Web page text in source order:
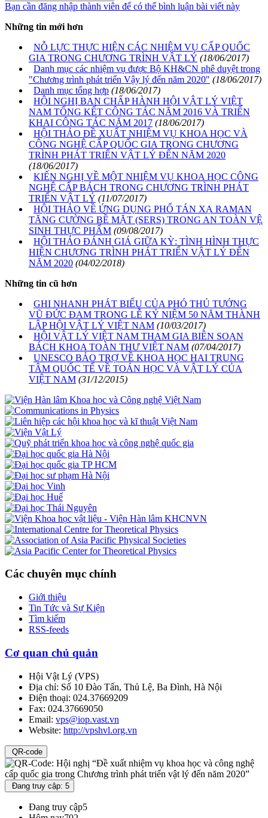
Bạn cần đăng nhập thành viên để có thể bình luận bài viết này
Những tin mới hơn
NỖ LỰC THỰC HIỆN CÁC NHIỆM VỤ CẤP QUỐC
GIA TRONG CHƯƠNG TRÌNH VẬT LÝ (18/06/2017)
Danh mục các nhiệm vụ được Bộ KH&CN phê duyệt trong
"Chương trình phát triển Vậy lý đến năm 2020" (18/06/2017)
Danh mục tổng hợp (18/06/2017)
HỘI NGHỊ BAN CHẤP HÀNH HỘI VẬT LÝ VIỆT
NAM TỔNG KẾT CÔNG TÁC NĂM 2016 VÀ TRIỂN
KHAI CÔNG TÁC NĂM 2017 (18/06/2017)
HỘI THẢO ĐỀ XUẤT NHIỆM VỤ KHOA HỌC VÀ
CÔNG NGHỆ CẤP QUỐC GIA TRONG CHƯƠNG
TRÌNH PHÁT TRIỂN VẬT LÝ ĐẾN NĂM 2020
(18/06/2017)
KIẾN NGHỊ VỀ MỘT NHIỆM VỤ KHOA HỌC CÔNG
NGHỆ CẤP BÁCH TRONG CHƯƠNG TRÌNH PHÁT
TRIỂN VẬT LÝ (11/07/2017)
HỘI THẢO VỀ ỨNG DỤNG PHỔ TÁN XẠ RAMAN
TĂNG CƯỜNG BỀ MẶT (SERS) TRONG AN TOÀN VỆ
SINH THỰC PHẨM (09/08/2017)
HỘI THẢO ĐÁNH GIÁ GIỮA KỲ: TÌNH HÌNH THỰC
HIỆN CHƯƠNG TRÌNH PHÁT TRIỂN VẬT LÝ ĐẾN
NĂM 2020 (04/02/2018)
Những tin cũ hơn
GHI NHANH PHÁT BIỂU CỦA PHÓ THỦ TƯỚNG
VŨ ĐỨC ĐAM TRONG LỄ KỶ NIỆM 50 NĂM THÀNH
LẬP HỘI VẬT LÝ VIỆT NAM (10/03/2017)
HỘI VẬT LÝ VIỆT NAM THAM GIA BIÊN SOẠN
BÁCH KHOA TOÀN THƯ VIỆT NAM (07/04/2017)
UNESCO BẢO TRỢ VỀ KHOA HỌC HAI TRUNG
TÂM QUỐC TẾ VỀ TOÁN HỌC VÀ VẬT LÝ CỦA
VIỆT NAM (31/12/2015)
Các chuyên mục chính
Giới thiệu
Tin Tức và Sự Kiện
Tìm kiếm
RSS-feeds
Cơ quan chủ quản
Hội Vật Lý (VPS)
Địa chỉ: Số 10 Đào Tấn, Thủ Lệ, Ba Đình, Hà Nội
Điện thoại: 024.37669209
Fax: 024.37669050
Email: vps@iop.vast.vn
Website: http://vpshvl.org.vn
QR-code
Đang truy cập: 5
Đang truy cập5